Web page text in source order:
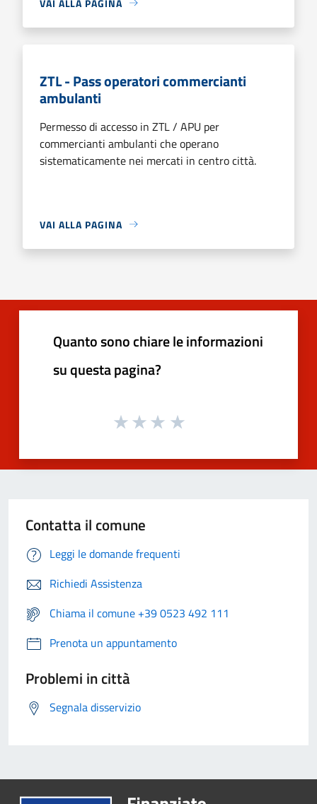
ZTL - Pass operatori commercianti
ambulanti
Permesso di accesso in ZTL / APU per
commercianti ambulanti che operano
sistematicamente nei mercati in centro città.
VAI ALLA PAGINA
Quanto sono chiare le informazioni
su questa pagina?
Contatta il comune
Leggi le domande frequenti
Richiedi Assistenza
Chiama il comune +39 0523 492 111
Prenota un appuntamento
Problemi in città
Segnala disservizio